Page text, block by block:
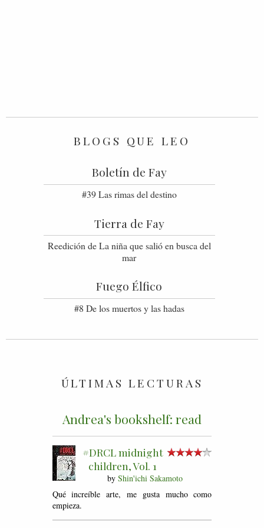
BLOGS QUE LEO
Boletín de Fay
#39 Las rimas del destino
Tierra de Fay
Reedición de La niña que salió en busca del
mar
Fuego Élfico
#8 De los muertos y las hadas
ÚLTIMAS LECTURAS
Andrea's bookshelf: read
#DRCL midnight
children, Vol. 1
by Shin'ichi Sakamoto
Qué increíble arte, me gusta mucho como
empieza.